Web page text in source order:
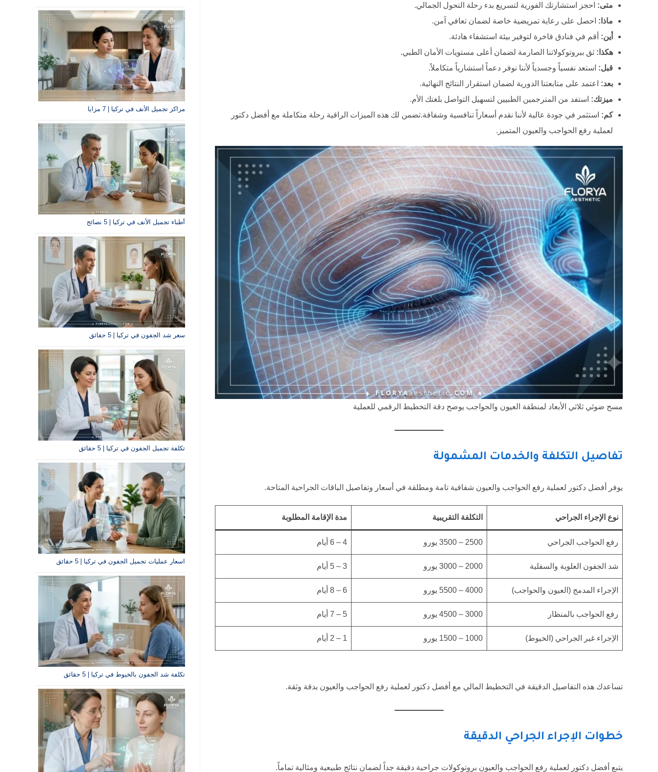
متى: احجز استشارتك الفورية لتسريع بدء رحلة التحول الجمالي.
ماذا: احصل على رعاية تمريضية خاصة لضمان تعافي آمن.
أين: أقم في فنادق فاخرة لتوفير بيئة استشفاء هادئة.
هكذا: ثق ببروتوكولاتنا الصارمة لضمان أعلى مستويات الأمان الطبي.
قبل: استعد نفسياً وجسدياً لأننا نوفر دعماً استشارياً متكاملاً.
بعد: اعتمد على متابعتنا الدورية لضمان استقرار النتائج النهائية.
ميزتك: استفد من المترجمين الطبيين لتسهيل التواصل بلغتك الأم.
كم: استثمر في جودة عالية لأننا نقدم أسعاراً تنافسية وشفافة.تضمن لك هذه الميزات الراقية رحلة متكاملة مع أفضل دكتور
لعملية رفع الحواجب والعيون المتميز.
مسح ضوئي ثلاثي الأبعاد لمنطقة العيون والحواجب يوضح دقة التخطيط الرقمي للعملية
تفاصيل التكلفة والخدمات المشمولة
يوفر أفضل دكتور لعملية رفع الحواجب والعيون شفافية تامة ومطلقة في أسعار وتفاصيل الباقات الجراحية المتاحة.
نوع الإجراء الجراحي التكلفة التقريبية مدة الإقامة المطلوبة
رفع الحواجب الجراحي 2500 – 3500 يورو 4 – 6 أيام
شد الجفون العلوية والسفلية 2000 – 3000 يورو 3 – 5 أيام
الإجراء المدمج (العيون والحواجب) 4000 – 5500 يورو 6 – 8 أيام
رفع الحواجب بالمنظار 3000 – 4500 يورو 5 – 7 أيام
الإجراء غير الجراحي (الخيوط) 1000 – 1500 يورو 1 – 2 أيام
تساعدك هذه التفاصيل الدقيقة في التخطيط المالي مع أفضل دكتور لعملية رفع الحواجب والعيون بدقة وثقة.
خطوات الإجراء الجراحي الدقيقة
يتبع أفضل دكتور لعملية رفع الحواجب والعيون بروتوكولات جراحية دقيقة جداً لضمان نتائج طبيعية ومثالية تماماً.
مراكز تجميل الأنف في تركيا | 7 مزايا
أطباء تجميل الأنف في تركيا | 5 نصائح
سعر شد الجفون في تركيا | 5 حقائق
تكلفة تجميل الجفون في تركيا | 5 حقائق
اسعار عمليات تجميل الجفون في تركيا | 5 حقائق
تكلفة شد الجفون بالخيوط في تركيا | 5 حقائق